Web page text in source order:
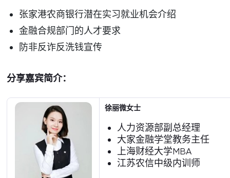
张家港农商银行潜在实习就业机会介绍
金融合规部门的人才要求
防非反诈反洗钱宣传
分享嘉宾简介：
徐丽微女士
人力资源部副总经理
大家金融学堂教务主任
上海财经大学MBA
江苏农信中级内训师